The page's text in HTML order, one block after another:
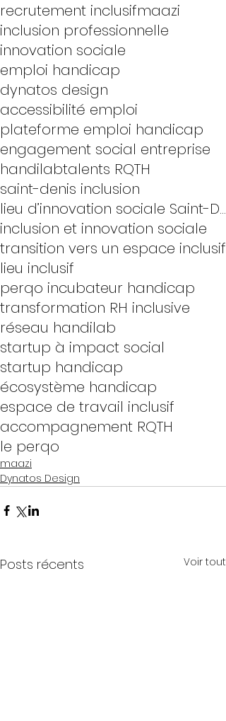
recrutement inclusifmaazi
inclusion professionnelle
innovation sociale
emploi handicap
dynatos design
accessibilité emploi
plateforme emploi handicap
engagement social entreprise
handilabtalents RQTH
saint-denis inclusion
lieu d’innovation sociale Saint-Denis
inclusion et innovation sociale
transition vers un espace inclusif
lieu inclusif
perqo incubateur handicap
transformation RH inclusive
réseau handilab
startup à impact social
startup handicap
écosystème handicap
espace de travail inclusif
accompagnement RQTH
le perqo
maazi
Dynatos Design
Posts récents Voir tout